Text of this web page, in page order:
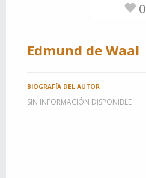
0
Edmund de Waal
BIOGRAFÍA DEL AUTOR
SIN INFORMACIÓN DISPONIBLE